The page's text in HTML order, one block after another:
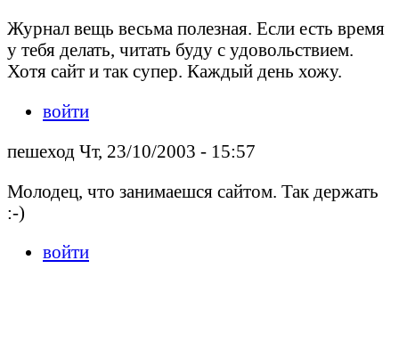
Журнал вещь весьма полезная. Если есть время
у тебя делать, читать буду с удовольствием.
Хотя сайт и так супер. Каждый день хожу.
войти
пешеход Чт, 23/10/2003 - 15:57
Молодец, что занимаешся сайтом. Так держать
:-)
войти